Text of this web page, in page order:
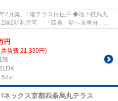
2月築、1階テラス付住戸 ◆地下鉄烏丸
線2駅利用可 「四条」駅へ乗車分、
円
益費 21,330円)
階
㎡
ネックス京都四条烏丸テラス